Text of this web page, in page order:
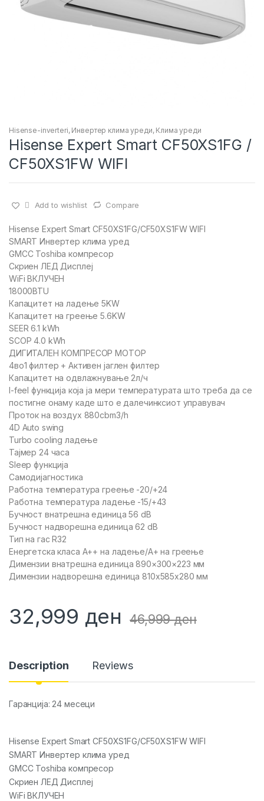
Hisense-inverteri, Инвертер клима уреди, Клима уреди
Hisense Expert Smart CF50XS1FG /
CF50XS1FW WIFI
Add to wishlist Compare
Hisense Expert Smart CF50XS1FG/CF50XS1FW WIFI
SMART Инвертер клима уред
GMCC Toshiba компресор
Скриен ЛЕД Дисплеј
WiFi ВКЛУЧЕН
18000BTU
Капацитет на ладење 5KW
Капацитет на греење 5.6KW
SEER 6.1 kWh
SCOP 4.0 kWh
ДИГИТАЛЕН КОМПРЕСОР МОТОР
4во1 филтер + Активен јаглен филтер
Капацитет на одвлажнување 2л/ч
I-feel функција која ја мери температурата што треба да се
постигне онаму каде што е далечинксиот управувач
Проток на воздух 880cbm3/h
4D Auto swing
Turbo cooling ладење
Тајмер 24 часа
Sleep функција
Самодијагностика
Работна температура греење -20/+24
Работна температура ладење -15/+43
Бучност внатрешна единица 56 dB
Бучност надворешна единица 62 dB
Тип на гас R32
Енергетска класа А++ на ладење/А+ на греење
Димензии внатрешна единица 890×300×223 мм
Димензии надворешна единица 810x585x280 мм
32,999 ден 46,999ден
Description Reviews
Гаранција: 24 месеци
Hisense Expert Smart CF50XS1FG/CF50XS1FW WIFI
SMART Инвертер клима уред
GMCC Toshiba компресор
Скриен ЛЕД Дисплеј
WiFi ВКЛУЧЕН